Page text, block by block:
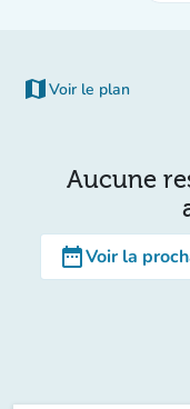
map Voir le plan
(nouvel onglet)
Aucune
date_rangeVoir la